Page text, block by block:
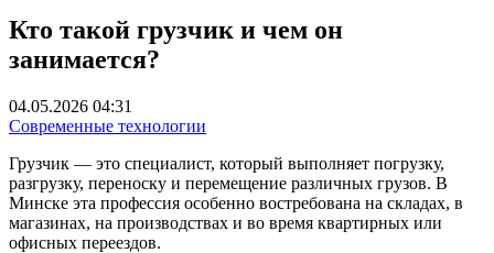
Кто такой грузчик и чем он
занимается?
04.05.2026 04:31
Современные технологии
Грузчик — это специалист, который выполняет погрузку,
разгрузку, переноску и перемещение различных грузов. В
Минске эта профессия особенно востребована на складах, в
магазинах, на производствах и во время квартирных или
офисных переездов.